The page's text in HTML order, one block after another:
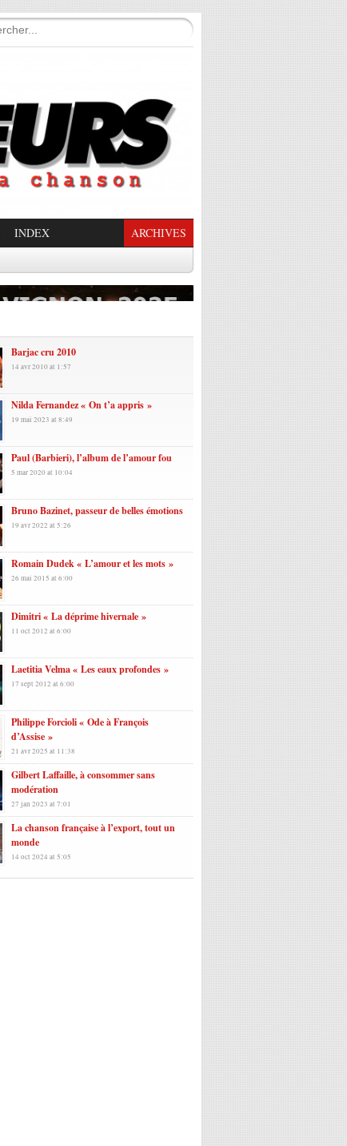
INDEX ARCHIVES
Barjac cru 2010
14 avr 2010 at 1:57
Nilda Fernandez « On t’a appris »
19 mai 2023 at 8:49
Paul (Barbieri), l’album de l’amour fou
5 mar 2020 at 10:04
Bruno Bazinet, passeur de belles émotions
19 avr 2022 at 5:26
Romain Dudek « L’amour et les mots »
26 mai 2015 at 6:00
Dimitri « La déprime hivernale »
11 oct 2012 at 6:00
Laetitia Velma « Les eaux profondes »
17 sept 2012 at 6:00
Philippe Forcioli « Ode à François
d’Assise »
21 avr 2025 at 11:38
Gilbert Laffaille, à consommer sans
modération
27 jan 2023 at 7:01
La chanson française à l’export, tout un
monde
14 oct 2024 at 5:05